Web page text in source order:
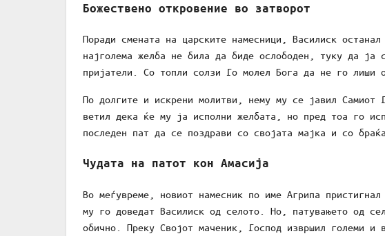
Божествено откровение во затворот
Поради смената на царските намесници, Василиск
најголема желба не била да биде ослободен, туку да ја
пријатели. Со топли солзи Го молел Бога да не го лиши
По долгите и искрени молитви, нему му се јавил Самиот
ветил дека ќе му ја исполни желбата, но пред тоа го
последен пат да се поздрави со својата мајка и со
Чудата на патот кон Амасија
Во меѓувреме, новиот намесник по име Агрипа
му го доведат Василиск од селото. Но, патувањето од
обично. Преку Својот маченик, Господ извршил големи и